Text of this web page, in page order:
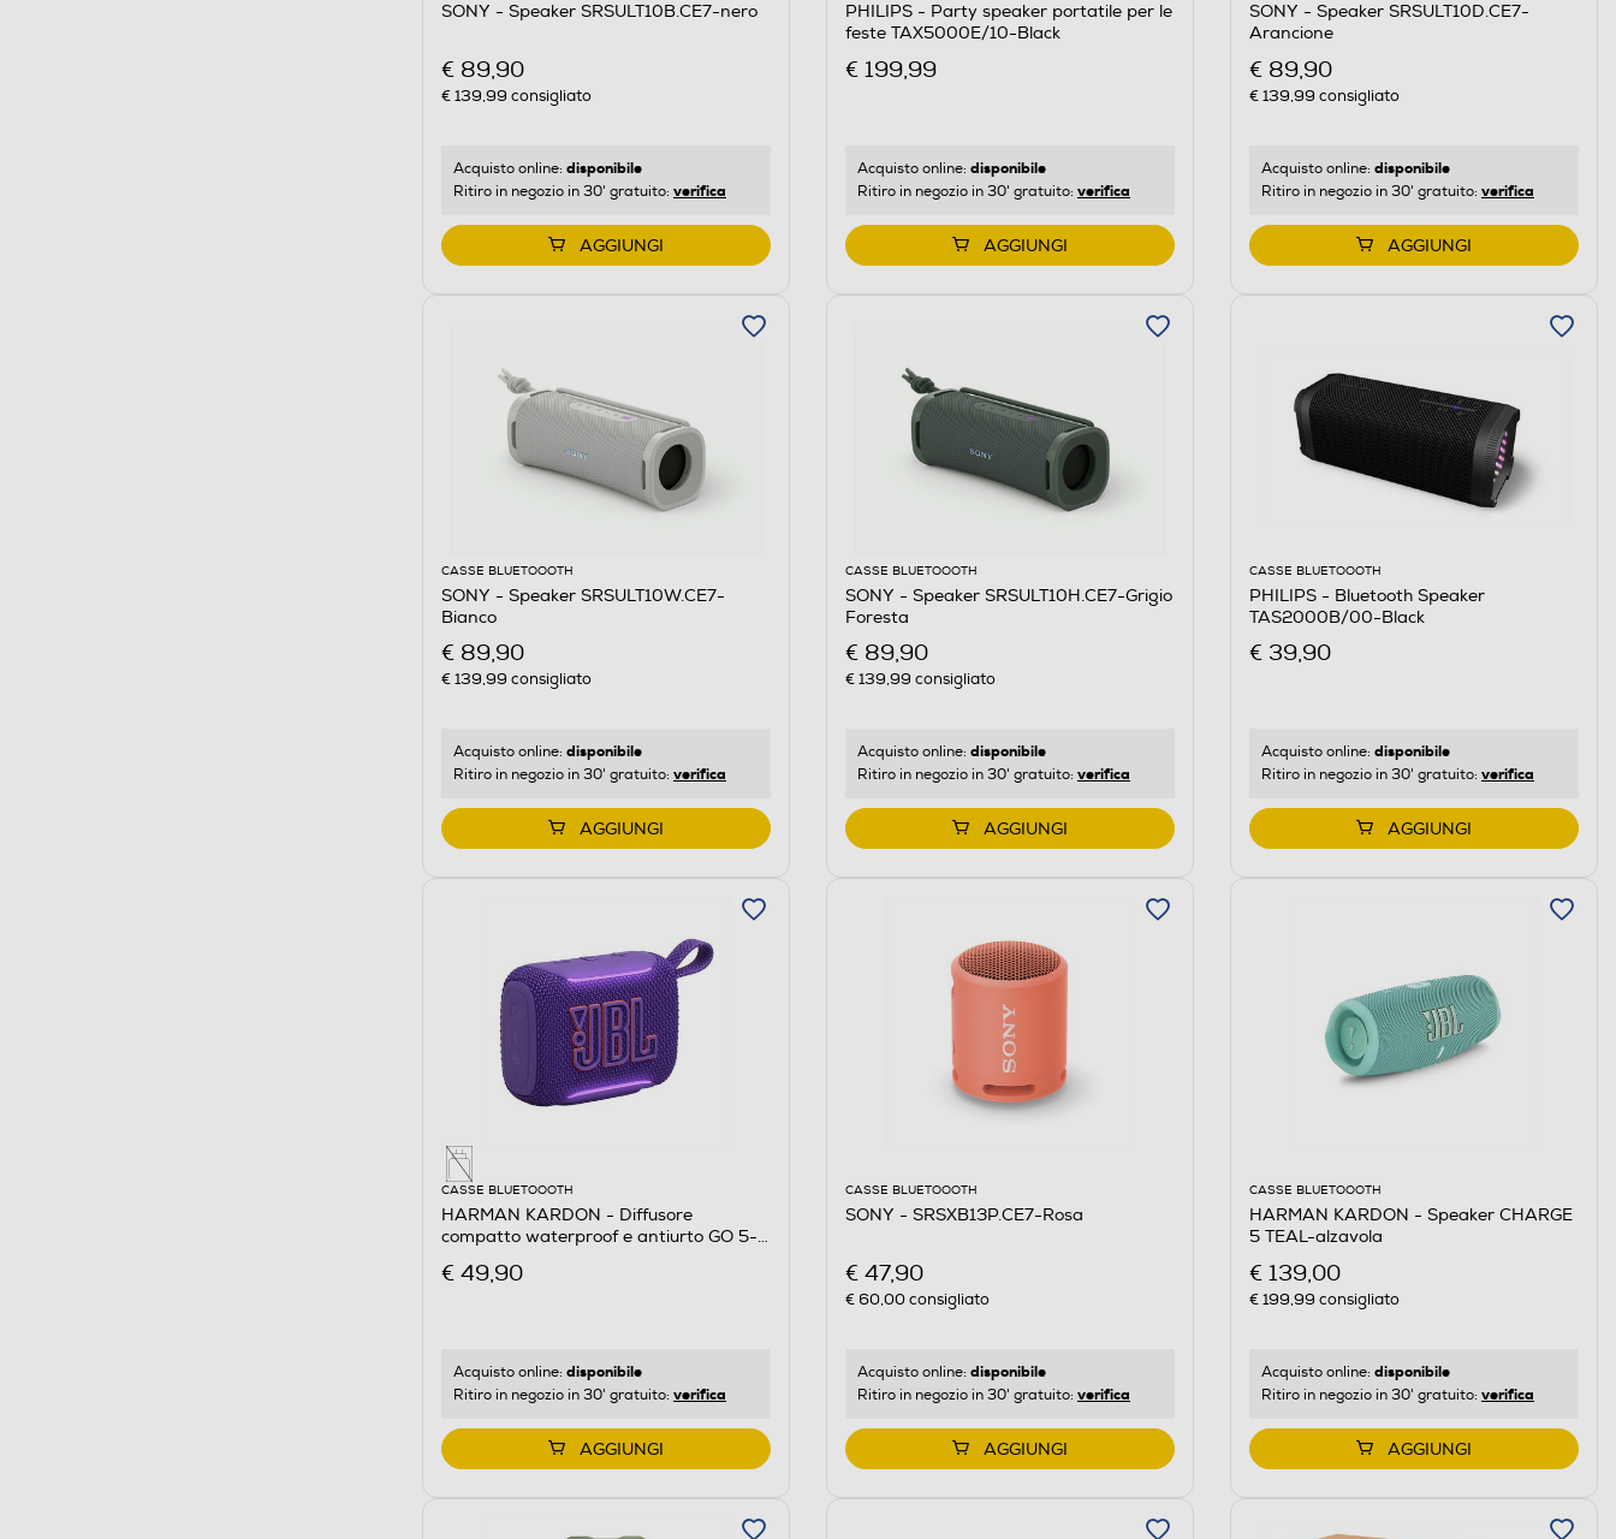
SONY - Speaker SRSULT10B.CE7-nero
€ 89,90
€ 139,99 consigliato
Acquisto online: disponibile
Ritiro in negozio in 30' gratuito: verifica
AGGIUNGI
PHILIPS - Party speaker portatile per le
feste TAX5000E/10-Black
€ 199,99
Acquisto online: disponibile
Ritiro in negozio in 30' gratuito: verifica
AGGIUNGI
SONY - Speaker SRSULT10D.CE7-
Arancione
€ 89,90
€ 139,99 consigliato
Acquisto online: disponibile
Ritiro in negozio in 30' gratuito: verifica
AGGIUNGI
CASSE BLUETOOOTH
SONY - Speaker SRSULT10W.CE7-
Bianco
€ 89,90
€ 139,99 consigliato
Acquisto online: disponibile
Ritiro in negozio in 30' gratuito: verifica
AGGIUNGI
CASSE BLUETOOOTH
SONY - Speaker SRSULT10H.CE7-Grigio
Foresta
€ 89,90
€ 139,99 consigliato
Acquisto online: disponibile
Ritiro in negozio in 30' gratuito: verifica
AGGIUNGI
CASSE BLUETOOOTH
PHILIPS - Bluetooth Speaker
TAS2000B/00-Black
€ 39,90
Acquisto online: disponibile
Ritiro in negozio in 30' gratuito: verifica
AGGIUNGI
CASSE BLUETOOOTH
HARMAN KARDON - Diffusore
compatto waterproof e antiurto GO 5-
€ 49,90
Acquisto online: disponibile
Ritiro in negozio in 30' gratuito: verifica
AGGIUNGI
CASSE BLUETOOOTH
SONY - SRSXB13P.CE7-Rosa
€ 47,90
€ 60,00consigliato
Acquisto online: disponibile
Ritiro in negozio in 30' gratuito: verifica
AGGIUNGI
CASSE BLUETOOOTH
HARMAN KARDON - Speaker CHARGE
5 TEAL-alzavola
€ 139,00
€ 199,99 consigliato
Acquisto online: disponibile
Ritiro in negozio in 30' gratuito: verifica
AGGIUNGI